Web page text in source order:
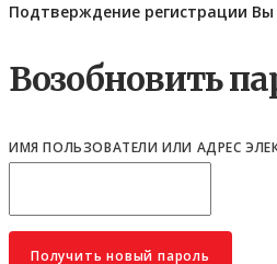
Подтверждение регистрации
Возобновить
ИМЯ ПОЛЬЗОВАТЕЛИ ИЛИ АДРЕС